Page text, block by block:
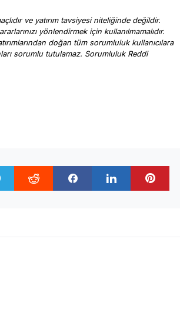
ve yatırım tavsiyesi niteliğinde değildir.
yönlendirmek için kullanılmamalıdır.
doğan tüm sorumluluk kullanıcılara
sorumlu tutulamaz. Sorumluluk Reddi